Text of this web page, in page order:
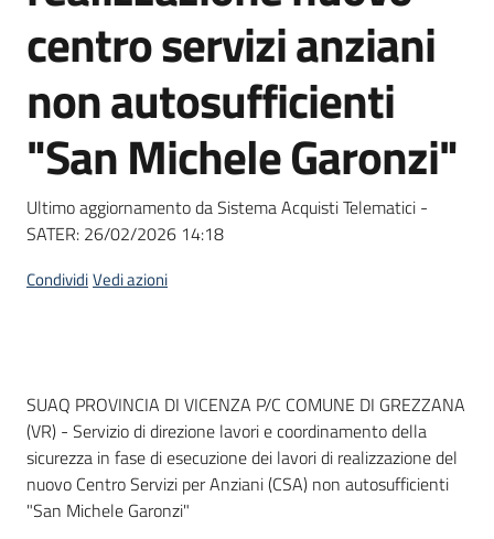
English
site
su
centro servizi anziani
non autosufficienti
"San Michele Garonzi"
Ultimo aggiornamento da Sistema Acquisti Telematici -
SATER: 26/02/2026 14:18
CondividiVedi azioni
Dati del bando
SUAQ PROVINCIA DI VICENZA P/C COMUNE DI GREZZANA
(VR) - Servizio di direzione lavori e coordinamento della
sicurezza in fase di esecuzione dei lavori di realizzazione del
nuovo Centro Servizi per Anziani (CSA) non autosufficienti
"San Michele Garonzi"